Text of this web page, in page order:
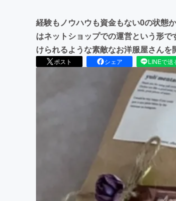
経験もノウハウも資金もない0の状態
はネットショップでの運営という形
けられるような素敵なお洋服屋さん
ポスト シェア LINEで送